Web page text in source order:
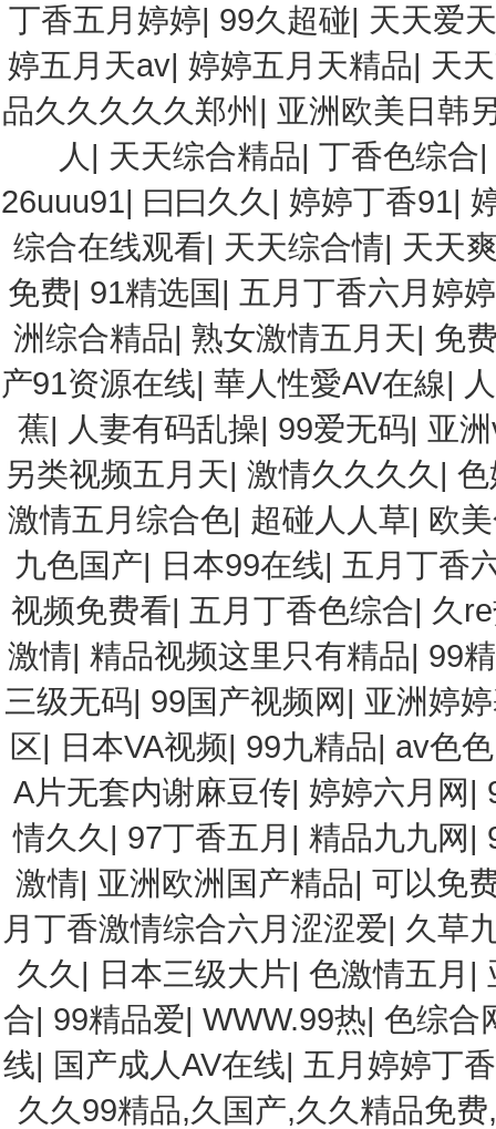
丁香五月婷婷| 99久超碰| 天天爱
婷五月天av| 婷婷五月天精品| 天
品久久久久久郑州 | 亚洲欧美日韩
人 | 天天综合精品| 丁香色综合|
26uuu91| 曰曰久久 | 婷婷丁香91|
综合在线观看| 天天综合情| 天天
免费| 91精选国| 五月丁香六月婷
洲综合精品| 熟女激情五月天| 免
产91资源在线|華人性愛AV在線|
蕉| 人妻有码乱操| 99爱无码| 亚
另类视频五月天|激情久久久久 |
激情五月综合色| 超碰人人草| 欧
九色国产| 日本99在线| 五月丁香
视频免费看| 五月丁香色综合| 久
激情| 精品视频这里只有精品| 99
三级无码| 99国产视频网| 亚洲婷
区| 日本VA视频| 99九精品| av色
A片无套内谢麻豆传| 婷婷六月网|
情久久 | 97丁香五月 | 精品九九网|
激情| 亚洲欧洲国产精品| 可以免
月丁香激情综合六月涩涩爱| 久草
久久 | 日本三级大片| 色激情五月 |
合| 99精品爱| WWW.99热| 色综合
线| 国产成人AV在线| 五月婷婷丁
久久99精品,久国产,久久精品免